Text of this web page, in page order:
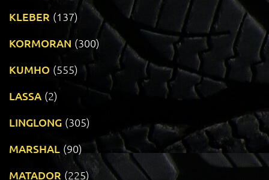
KLEBER (137)
KORMORAN (300)
KUMHO (555)
LASSA (2)
LINGLONG (305)
MARSHAL (90)
MATADOR (225)